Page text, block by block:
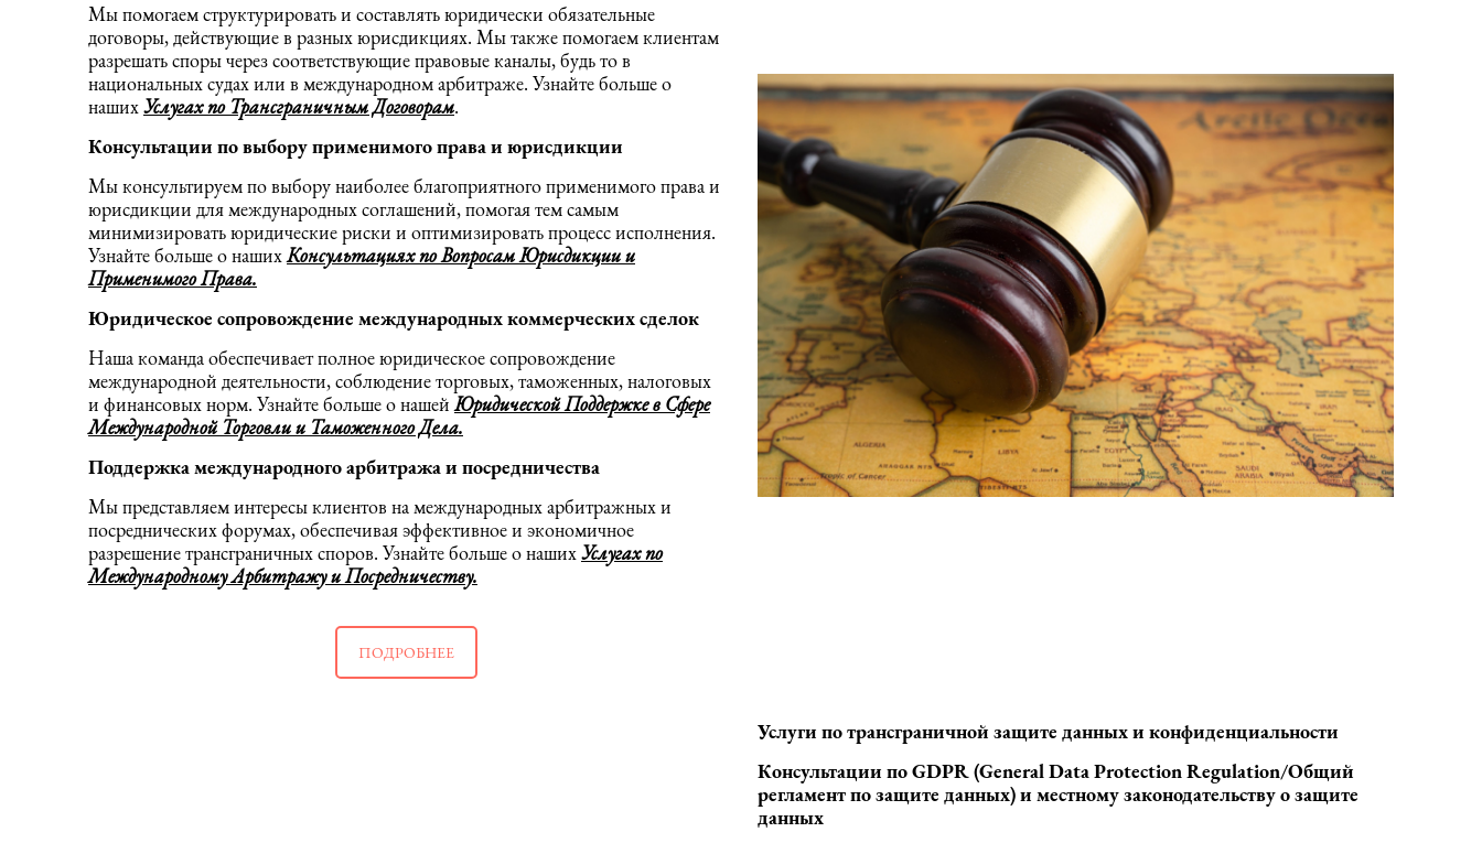
Мы помогаем структурировать и составлять юридически обязательные
договоры, действующие в разных юрисдикциях. Мы также помогаем клиентам
разрешать споры через соответствующие правовые каналы, будь то в
национальных судах или в международном арбитраже. Узнайте больше о
нашихУслугах по Трансграничным Договорам.
Консультации по выбору применимого права и юрисдикции
Мы консультируем по выбору наиболее благоприятного применимого права и
юрисдикции для международных соглашений, помогая тем самым
минимизировать юридические риски и оптимизировать процесс исполнения.
Узнайте больше о нашихКонсультациях по Вопросам Юрисдикции и
Применимого Права.
Юридическое сопровождение международных коммерческих сделок
Наша команда обеспечивает полное юридическое сопровождение
международной деятельности, соблюдение торговых, таможенных, налоговых
и финансовых норм. Узнайте больше о нашейЮридической Поддержке в Сфере
Международной Торговли и Таможенного Дела.
Поддержка международного арбитража и посредничества
Мы представляем интересы клиентов на международных арбитражных и
посреднических форумах, обеспечивая эффективное и экономичное
разрешение трансграничных споров. Узнайте больше о нашихУслугах по
Международному Арбитражу и Посредничеству.
ПОДРОБНЕЕ
Услуги по трансграничной защите данных и конфиденциальности
Консультации поGDPR (GeneralDataProtectionRegulation/Общий
регламент по защите данных) и местному законодательству о защите
данных